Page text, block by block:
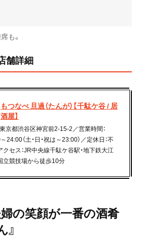
も。
舗詳細
もつなべ 旦過（たんが）【千駄ケ谷 / 居
酒屋】
東京都渋谷区神宮前2-15-2／営業時間：
24:00（土・日・祝は～23:00）／定休日：不
クセス：JR中央線千駄ケ谷駅・地下鉄大江
立競技場から徒歩10分
の笑顔が一番の酒肴
』